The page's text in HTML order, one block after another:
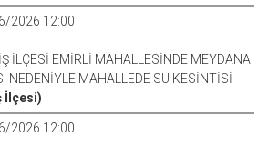
2026 12:00
İLÇESİ EMİRLİ MAHALLESİNDE MEYDANA
NEDENİYLE MAHALLEDE SU KESİNTİSİ
İlçesi)
2026 12:00